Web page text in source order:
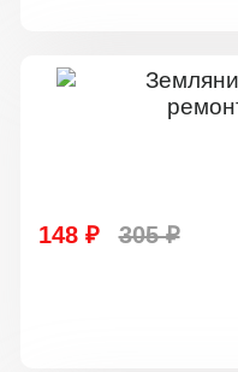
148 ₽ 305 ₽